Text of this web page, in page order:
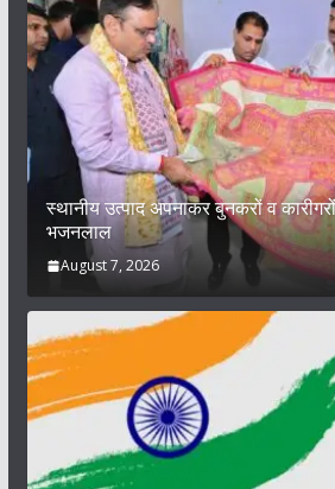
स्थानीय उत्पाद अपनाकर बुनकरों व
भजनलाल
August 7, 2026